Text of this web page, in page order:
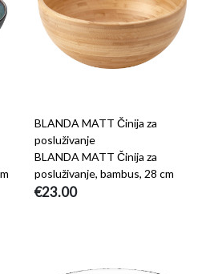
BLANDA MATT Činija za
posluživanje
BLANDA MATT Činija za
posluživanje, bambus, 28 cm
€23.00